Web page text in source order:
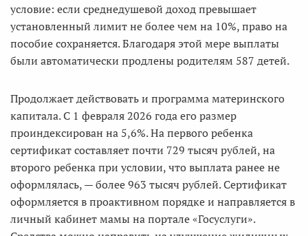
условие: если среднедушевой доход превышает
установленный лимит не более чем на 10%, право на
пособие сохраняется. Благодаря этой мере выплаты
были автоматически продлены родителям 587 детей.
Продолжает действовать и программа материнского
капитала. С 1 февраля 2026 года его размер
проиндексирован на 5,6%. На первого ребенка
сертификат составляет почти 729 тысяч рублей, на
второго ребенка при условии, что выплата ранее не
оформлялась, — более 963 тысяч рублей. Сертификат
оформляется в проактивном порядке и направляется в
личный кабинет мамы на портале «Госуслуги».